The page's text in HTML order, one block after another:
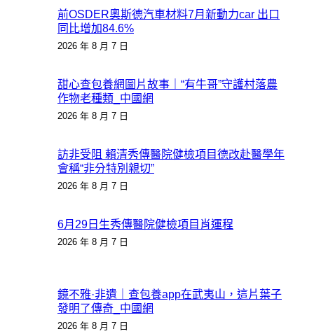
前OSDER奧斯德汽車材料7月新動力car 出口
同比增加84.6%
2026 年 8 月 7 日
甜心查包養網圖片故事｜“有牛哥”守護村落農
作物老種類_中國網
2026 年 8 月 7 日
訪非受阻 賴清秀傳醫院健檢項目德改赴醫學年
會稱“非分特別親切”
2026 年 8 月 7 日
6月29日生秀傳醫院健檢項目肖運程
2026 年 8 月 7 日
鏡不雅·非遺｜查包養app在武夷山，這片葉子
發明了傳奇_中國網
2026 年 8 月 7 日